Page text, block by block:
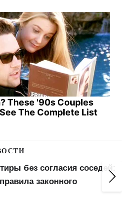
These '90s Couples
The Complete List
без согласия соседей:
законного